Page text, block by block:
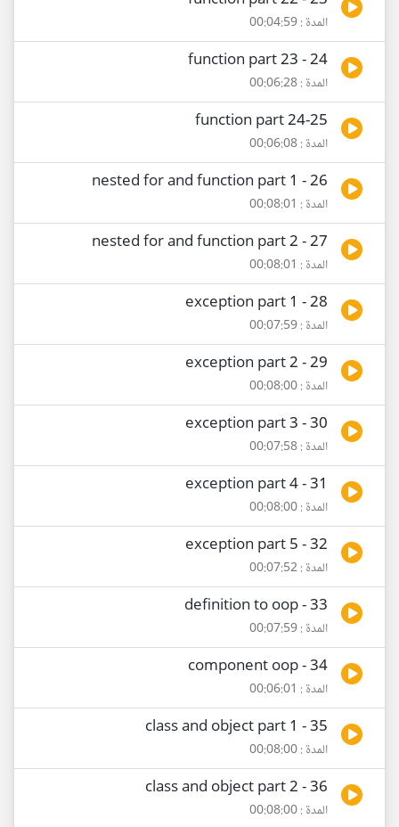
المدة : 00:04:59
24 - function part 23
المدة : 00:06:28
25-function part 24
المدة : 00:06:08
26 - nested for and function part 1
المدة : 00:08:01
27 - nested for and function part 2
المدة : 00:08:01
28 - exception part 1
المدة : 00:07:59
29 - exception part 2
المدة : 00:08:00
30 - exception part 3
المدة : 00:07:58
31 - exception part 4
المدة : 00:08:00
32 - exception part 5
المدة : 00:07:52
33 - definition to oop
المدة : 00:07:59
34 - component oop
المدة : 00:06:01
35 - class and object part 1
المدة : 00:08:00
36 - class and object part 2
المدة : 00:08:00